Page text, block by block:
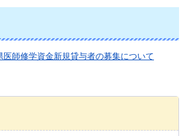
医師修学資金新規貸与者の募集について